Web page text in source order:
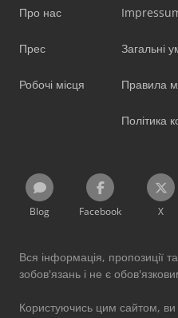
Про нас
Прес
Робочі місця
Загальні
Правила
Політика
Blog Facebook X
Вся інформація, пропозиції
зобов'язань і не є
Користуючись цим сайтом,